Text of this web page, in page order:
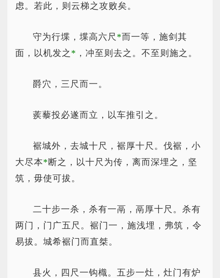
虑。若此，则云梯之攻败矣。
守为行堞，堞高六尺 *而一等，施剑其
面，以机发之 * ， 冲至则去之。不至则施之。
爵穴，三尺而一。
蒺藜投必遂而立，以车推引之。
裾城外，去城十尺，裾厚十尺。伐裾，小
大尽本* 断之，以十尺为传，离而深埋之，坚
筑，毋使可拔。
二十步一杀，杀有一鬲，鬲厚十尺。杀有
两门，门广五尺。裾门一，施浅埋，弗筑，令
易拔。城希裾门而直桀。
县火，四尺一钩樴。五步一灶，灶门有炉